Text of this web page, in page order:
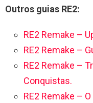
Outros guias RE2:
RE2 Remake –
RE2 Remake –
RE2 Remake –
Conquistas.
RE2 Remake –